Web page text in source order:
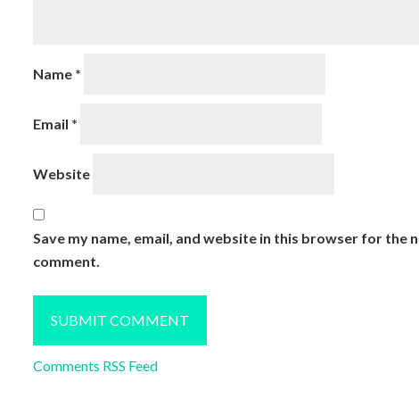
Name *
Email *
Website
Save my name, email, and website in this browser for the
comment.
Comments RSS Feed